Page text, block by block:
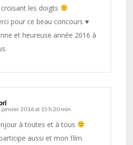
les doigts
pour ce beau concours ♥
et heureuse année 2016 à
janvier 2016 at 15 h 20 min
à toutes et à tous
aussi et mon film